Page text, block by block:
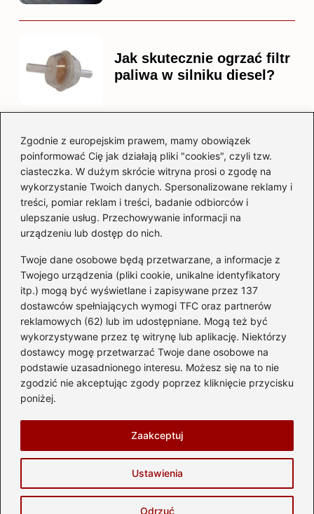
Zgodnie z europejskim prawem, mamy obowiązek
poinformować Cię jak działają pliki "cookies", czyli tzw.
ciasteczka. W dużym skrócie witryna prosi o zgodę na
wykorzystanie Twoich danych. Spersonalizowane reklamy i
treści, pomiar reklam i treści, badanie odbiorców i
ulepszanie usług. Przechowywanie informacji na
urządzeniu lub dostęp do nich.
Twoje dane osobowe będą przetwarzane, a informacje z
Twojego urządzenia (pliki cookie, unikalne identyfikatory
itp.) mogą być wyświetlane i zapisywane przez 137
dostawców spełniających wymogi TFC oraz partnerów
reklamowych (62) lub im udostępniane. Mogą też być
wykorzystywane przez tę witrynę lub aplikację. Niektórzy
dostawcy mogę przetwarzać Twoje dane osobowe na
podstawie uzasadnionego interesu. Możesz się na to nie
zgodzić nie akceptując zgody poprzez kliknięcie przycisku
poniżej.
Ustawienia
Odrzuć
Zaakceptuj
Jak skutecznie ogrzać filtr
paliwa w silniku diesel?
Czy warto kupować
diesla? Przewodnik dla
przyszłych właścicieli
Kategorie
Akumulator(74)
Benzyna i Diesel(87)
Motocykle(49)
Opony(81)
Prawo jazdy(77)
Samochody(238)
Silnik(83)
Copyright © 2026 automotostrefa.pl
Prywatność
Zasady użytkowania
Napisz do nas